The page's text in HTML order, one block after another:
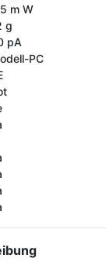
m W
g
pA
PC